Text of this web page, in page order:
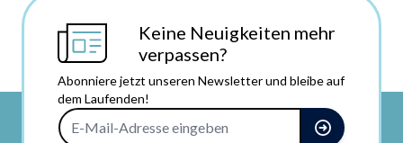
Keine Neuigkeiten mehr
verpassen?
Abonniere jetzt unseren Newsletter und bleibe auf
dem Laufenden!